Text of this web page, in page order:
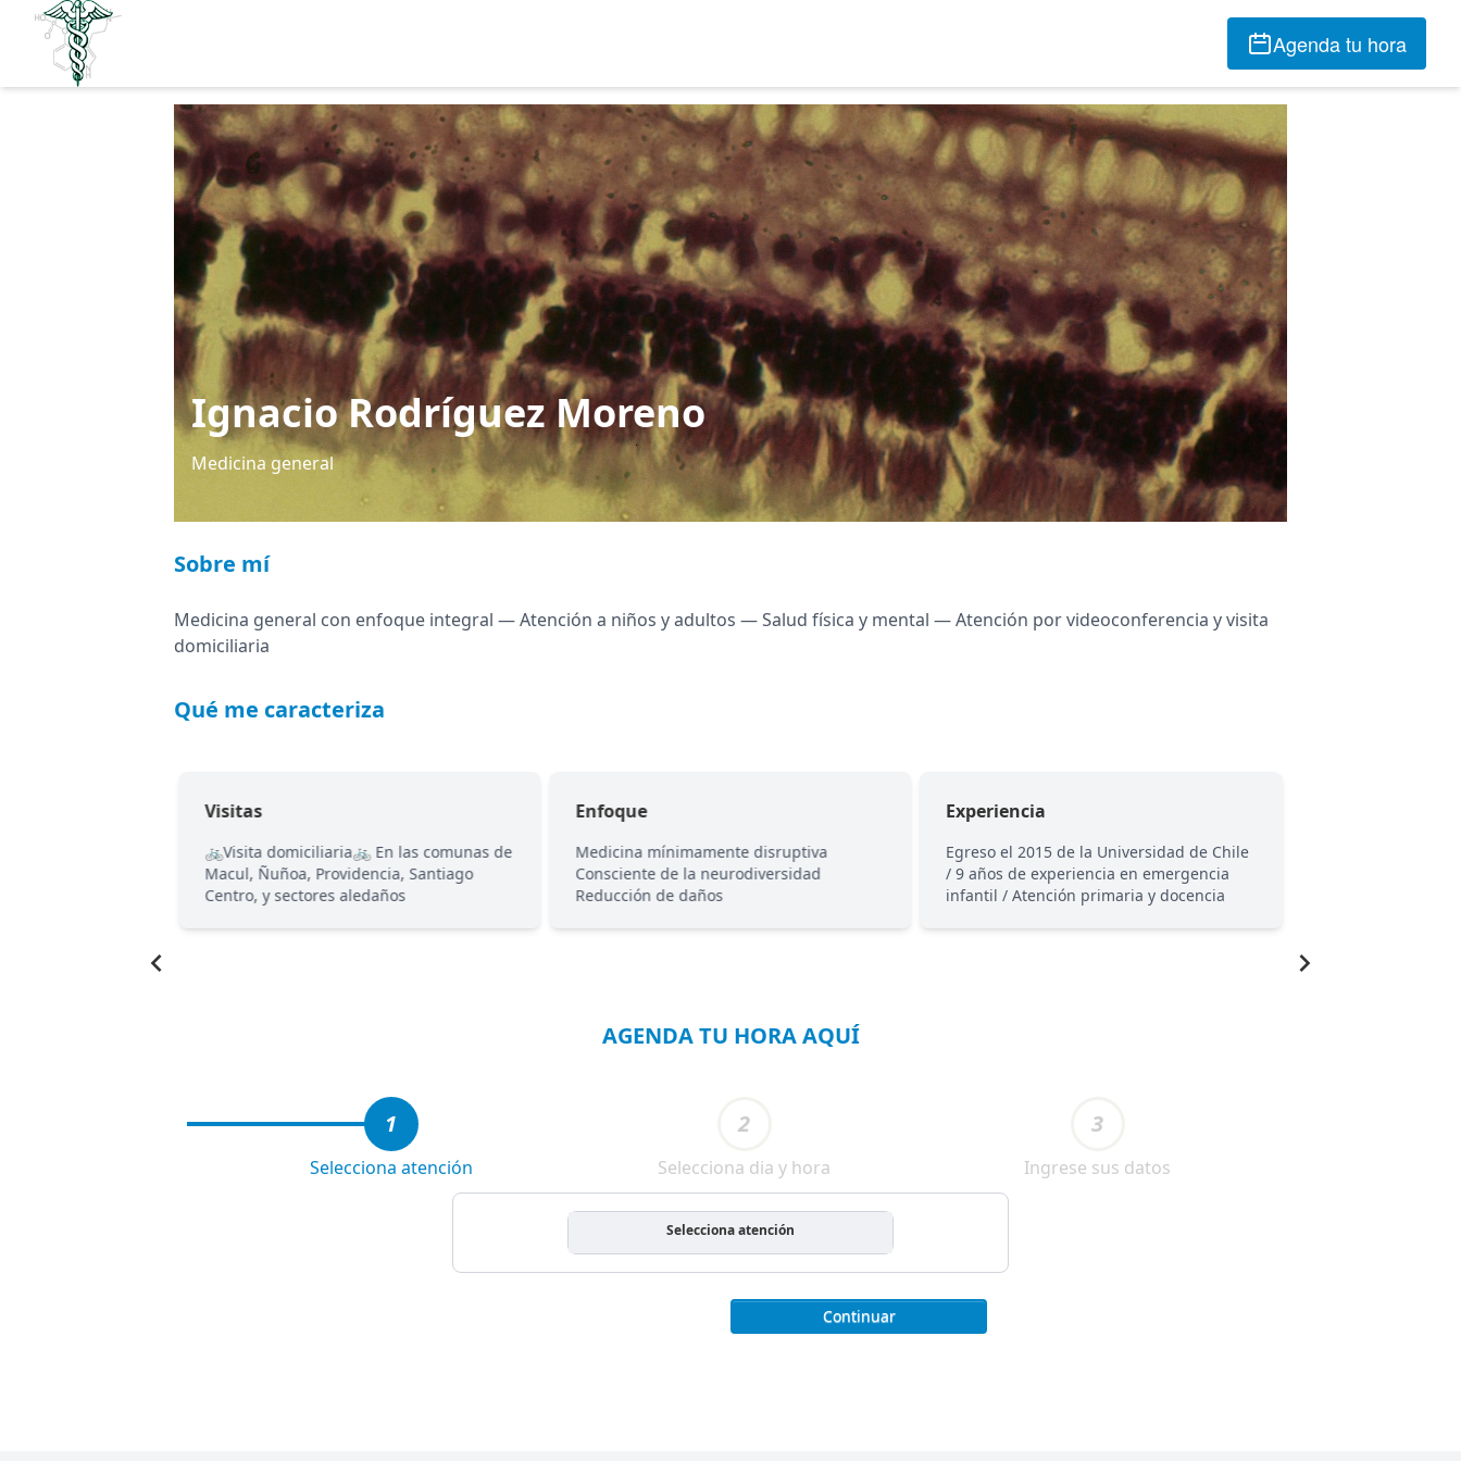
Agenda tu hora
Ignacio Rodríguez Moreno
Medicina general
Sobre mí
Medicina general con enfoque integral — Atención a niños y adultos — Salud física y mental — Atención por videoconferencia y visita
domiciliaria
Qué me caracteriza
Visitas
🚲Visita domiciliaria🚲 En las comunas de
Macul, Ñuñoa, Providencia, Santiago
Centro, y sectores aledaños
Enfoque
Medicina mínimamente disruptiva
Consciente de la neurodiversidad
Reducción de daños
Experiencia
Egreso el 2015 de la Universidad de Chile
/ 9 años de experiencia en emergencia
infantil / Atención primaria y docencia
AGENDA TU HORA AQUÍ
1
Selecciona atención
2
Selecciona dia y hora
3
Ingrese sus datos
Selecciona atención
Continuar